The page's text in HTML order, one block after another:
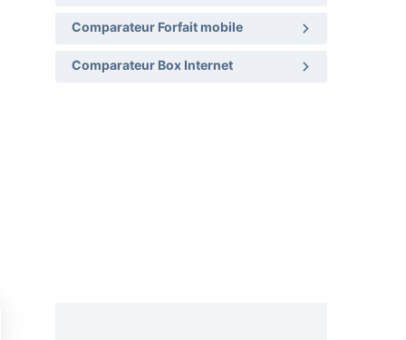
Comparateur Forfait mobile
Comparateur Box Internet